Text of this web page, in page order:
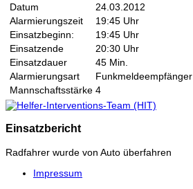
Datum
24.03.2012
Alarmierungszeit
19:45 Uhr
Einsatzbeginn:
19:45 Uhr
Einsatzende
20:30 Uhr
Einsatzdauer
45 Min.
Alarmierungsart
Funkmeldeempfänger
Mannschaftsstärke 4
Einsatzbericht
Radfahrer wurde von Auto überfahren
Impressum